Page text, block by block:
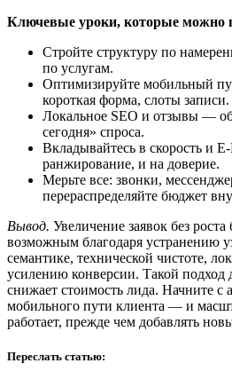
Ключевые уроки, которые можно
Стройте структуру по
по услугам.
Оптимизируйте мобильный
короткая форма, слоты записи.
Локальное SEO и отзывы —
сегодня» спроса.
Вкладывайтесь в скорость и
ранжирование, и на доверие.
Мерьте все: звонки,
перераспределяйте бюджет
Вывод. Увеличение заявок без
возможным благодаря устранению
семантике, технической чистоте,
усилению конверсии. Такой подход
снижает стоимость лида. Начните с
мобильного пути клиента — и
работает, прежде чем добавлять
Переслать статью: